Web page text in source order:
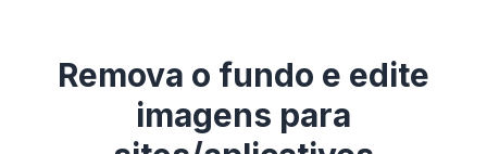
Remova o fundo e edite
imagens para